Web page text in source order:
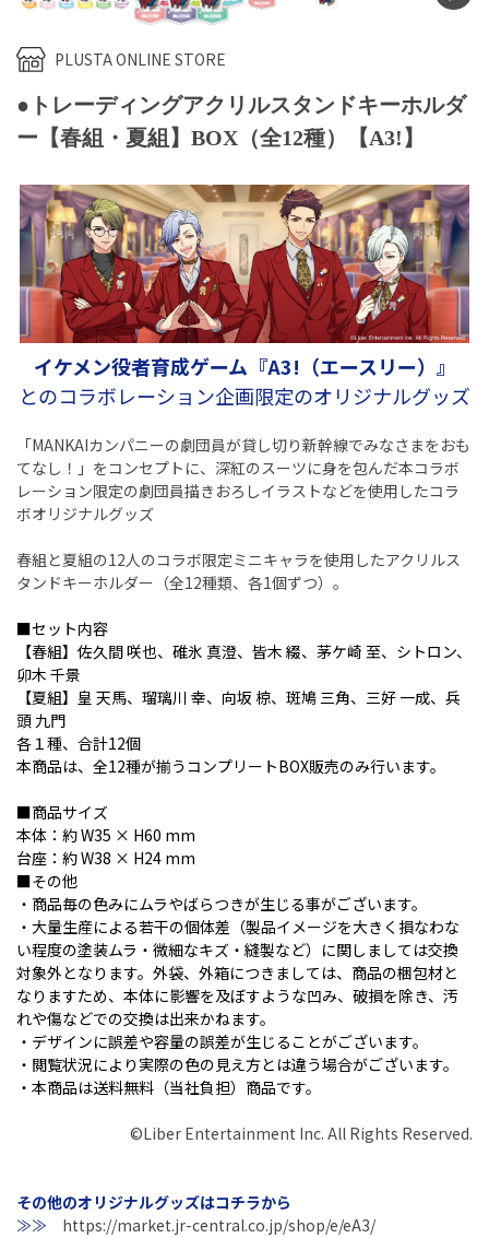
PLUSTA ONLINE STORE
●トレーディングアクリルスタンドキーホルダ
ー【春組・夏組】BOX（全12種）【A3!】
イケメン役者育成ゲーム『A3!（エースリー）』
とのコラボレーション企画限定のオリジナルグッズ
「MANKAIカンパニーの劇団員が貸し切り新幹線でみなさまをおも
てなし！」をコンセプトに、深紅のスーツに身を包んだ本コラボ
レーション限定の劇団員描きおろしイラストなどを使用したコラ
ボオリジナルグッズ
春組と夏組の12人のコラボ限定ミニキャラを使用したアクリルス
タンドキーホルダー（全12種類、各1個ずつ）。
■セット内容
【春組】佐久間 咲也、碓氷 真澄、皆木 綴、茅ケ崎 至、シトロン、
卯木 千景
【夏組】皇 天馬、瑠璃川 幸、向坂 椋、斑鳩 三角、三好 一成、兵
頭 九門
各１種、合計12個
本商品は、全12種が揃うコンプリートBOX販売のみ行います。
■商品サイズ
本体：約 W35 × H60 mm
台座：約 W38 × H24 mm
■その他
・商品毎の色みにムラやばらつきが生じる事がございます。
・大量生産による若干の個体差（製品イメージを大きく損なわな
い程度の塗装ムラ・微細なキズ・縫製など）に関しましては交換
対象外となります。外袋、外箱につきましては、商品の梱包材と
なりますため、本体に影響を及ぼすような凹み、破損を除き、汚
れや傷などでの交換は出来かねます。
・デザインに誤差や容量の誤差が生じることがございます。
・閲覧状況により実際の色の見え方とは違う場合がございます。
・本商品は送料無料（当社負担）商品です。
©Liber Entertainment Inc. All Rights Reserved.
その他のオリジナルグッズはコチラから
≫≫ https://market.jr-central.co.jp/shop/e/eA3/